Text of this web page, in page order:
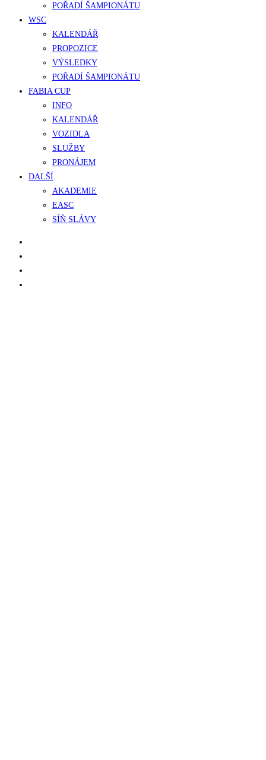
POŘADÍ ŠAMPIONÁTU
WSC
KALENDÁŘ
PROPOZICE
VÝSLEDKY
POŘADÍ ŠAMPIONÁTU
FABIA CUP
INFO
KALENDÁŘ
VOZIDLA
SLUŽBY
PRONÁJEM
DALŠÍ
AKADEMIE
EASC
SÍŇ SLÁVY